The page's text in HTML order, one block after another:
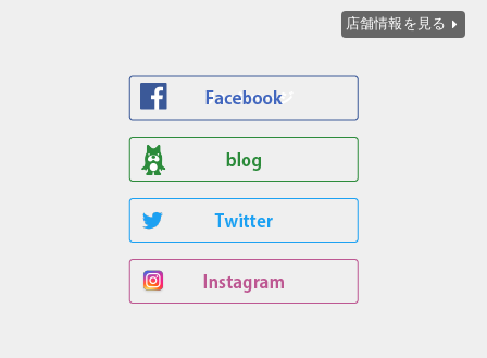
店舗情報を見る